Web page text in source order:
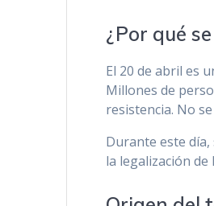
¿Por qué
El 20 de abril es
Millones de
resistencia. No
Durante este
la legalización